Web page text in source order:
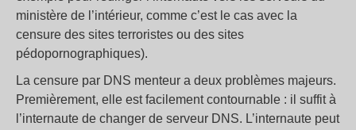
ministère de l’intérieur, comme c’est le cas avec la
censure des sites terroristes ou des sites
pédopornographiques).
La censure par DNS menteur a deux problèmes majeurs.
Premièrement, elle est facilement contournable : il suffit à
l’internaute de changer de serveur DNS. L’internaute peut